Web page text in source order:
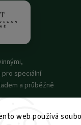
web používá
pro speciální
a průběžně